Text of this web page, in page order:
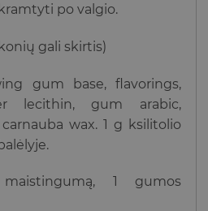
po valgio.
gali skirtis)
gum base, flavorings,
lecithin, gum arabic,
wax. 1 g ksilitolio
1 gumos